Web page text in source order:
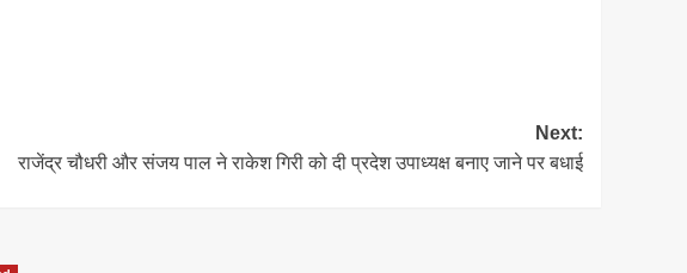
Next:
राजेंद्र चौधरी और संजय पाल ने राकेश गिरी को दी प्रदेश उपाध्यक्ष बनाए जाने पर बधाई